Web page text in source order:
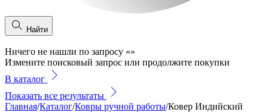
Найти
Ничего не нашли по запросу «»
Измените поисковый запрос или продолжите покупки
В каталог
Показать все результаты
Главная/Каталог/Ковры ручной работы/Ковер Индийский